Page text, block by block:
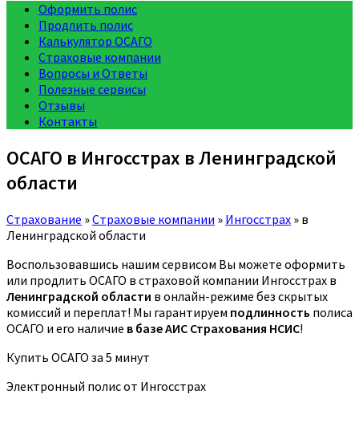
Оформить полис
Продлить полис
Калькулятор ОСАГО
Страховые компании
Вопросы и Ответы
Полезные сервисы
Отзывы
Контакты
ОСАГО в Ингосстрах в Ленинградской
области
Страхование »Страховые компании » Ингосстрах » в
Ленинградской области
Воспользовавшись нашим сервисом Вы можете оформить
или продлить ОСАГО в страховой компании Ингосстрах в
Ленинградской области в онлайн-режиме без скрытых
комиссий и переплат! Мы гарантируем подлинность полиса
ОСАГО и его наличие в базе АИС Страхования НСИС!
Купить ОСАГО за 5 минут
Электронный полис от Ингосстрах